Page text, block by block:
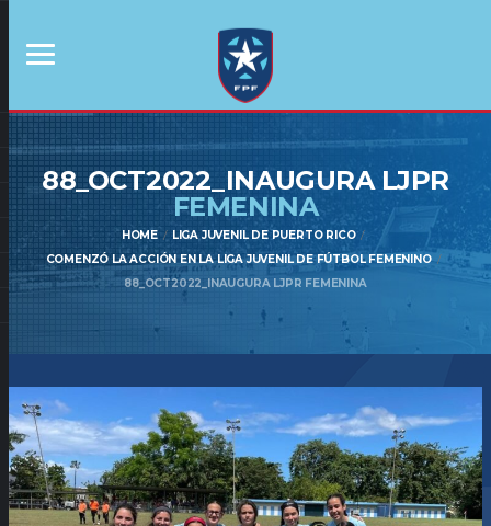
88_OCT2022_INAUGURA LJPR
FEMENINA
HOME
LIGA JUVENIL DE PUERTO RICO
COMENZÓ LA ACCIÓN EN LA LIGA JUVENIL DE FÚTBOL FEMENINO
88_OCT2022_INAUGURA LJPR FEMENINA